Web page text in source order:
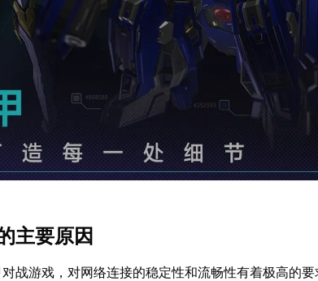
主要原因
战游戏，对网络连接的稳定性和流畅性有着极高的